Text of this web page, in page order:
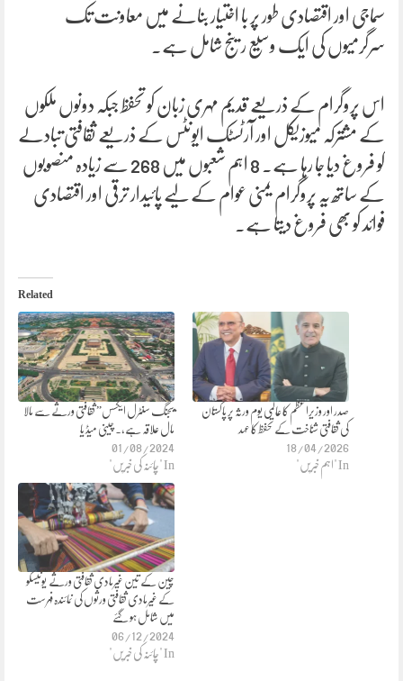
سماجی اور اقتصادی طور پر با اختیار بنانے میں معاونت تک
سرگرمیوں کی ایک وسیع رینج شامل ہے۔
اس پروگرام کے ذریعے قدیم مہری زبان کو تحفظ جبکہ دونوں ملکوں
کے مشترکہ میوزیکل اور آرٹسٹک ایونٹس کے ذریعے ثقافتی تبادلے
کو فروغ دیا جا رہا ہے۔ 8 اہم شعبوں میں 268 سے زیادہ منصوبوں
کے ساتھ یہ پروگرام یمنی عوام کے لیے پائیدار ترقی اور اقتصادی
فوائد کو بھی فروغ دیتا ہے۔
Related
بیجنگ سنٹرل ایکسس” ثقافتی ورثے سے مالا
مال علاقہ ہے،. چینی میڈ یا
01/08/2024
In "چائنہ کی خبریں"
صدر اور وزیراعظم کا عالمی یوم ورثہ پر پاکستان
کی ثقافتی شناخت کے تحفظ کا عہد
18/04/2026
In "اہم خبریں"
چین کے تین غیرمادی ثقافتی ورثے یونیسکو
کے غیرمادی ثقافتی ورثوں کی نمائندہ فہرست
میں شامل ہو گئے
06/12/2024
In "چائنہ کی خبریں"